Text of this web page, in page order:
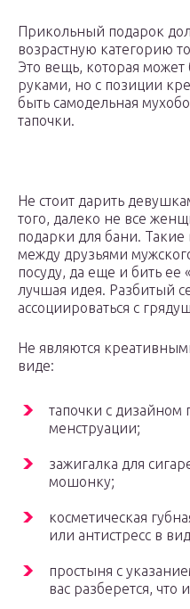
Прикольный подарок
возрастную категорию
Это вещь, которая
руками, но с позиции
быть самодельная
тапочки.
Не стоит дарить
того, далеко не все
подарки для бани.
между друзьями
посуду, да еще и бить ее
лучшая идея. Разбитый
ассоциироваться с
Не являются
виде:
тапочки с дизайном
менструации;
зажигалка для
мошонку;
косметическая
или антистресс в
простыня с
вас разберется, что